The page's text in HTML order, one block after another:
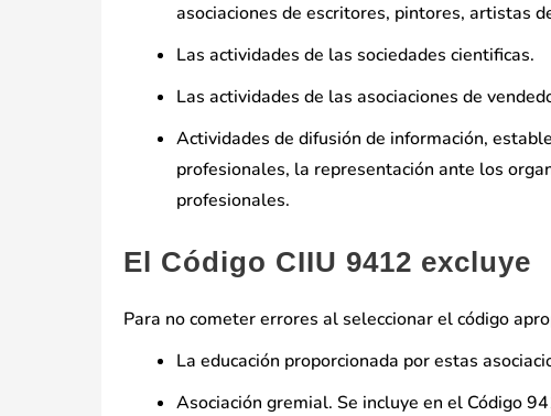
asociaciones de escritores, pintores, artistas
Las actividades de las sociedades cientificas.
Las actividades de las asociaciones de
Actividades de difusión de información,
profesionales, la representación ante los
profesionales.
El Código CIIU 9412 excluye
Para no cometer errores al seleccionar el código
La educación proporcionada por estas
Asociación gremial. Se incluye en el Código